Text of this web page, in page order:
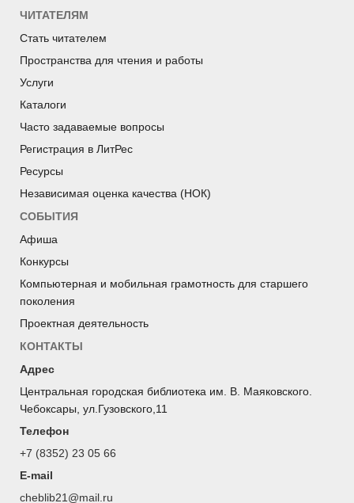
ЧИТАТЕЛЯМ
Стать читателем
Пространства для чтения и работы
Услуги
Каталоги
Часто задаваемые вопросы
Регистрация в ЛитРес
Ресурсы
Независимая оценка качества (НОК)
СОБЫТИЯ
Афиша
Конкурсы
Компьютерная и мобильная грамотность для старшего
поколения
Проектная деятельность
КОНТАКТЫ
Адрес
Центральная городская библиотека им. В. Маяковского.
Чебоксары, ул.Гузовского,11
Телефон
+7 (8352) 23 05 66
E-mail
cheblib21@mail.ru